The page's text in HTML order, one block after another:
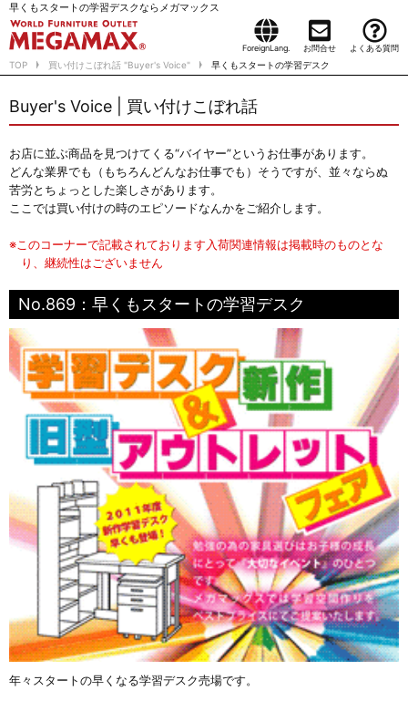
早くもスタートの学習デスクならメガマックス
ForeignLang. お問合せ よくある質問
TOP 買い付けこぼれ話 "Buyer's Voice" 早くもスタートの学習デスク
Buyer's Voice | 買い付けこぼれ話
お店に並ぶ商品を見つけてくる“バイヤー”というお仕事があります。
どんな業界でも（もちろんどんなお仕事でも）そうですが、並々ならぬ
苦労とちょっとした楽しさがあります。
ここでは買い付けの時のエピソードなんかをご紹介します。
※このコーナーで記載されております入荷関連情報は掲載時のものとな
り、継続性はございません
No.869：早くもスタートの学習デスク
年々スタートの早くなる学習デスク売場です。